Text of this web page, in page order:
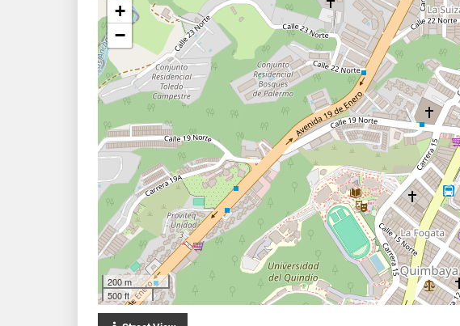
+
−
200 m
500 ft